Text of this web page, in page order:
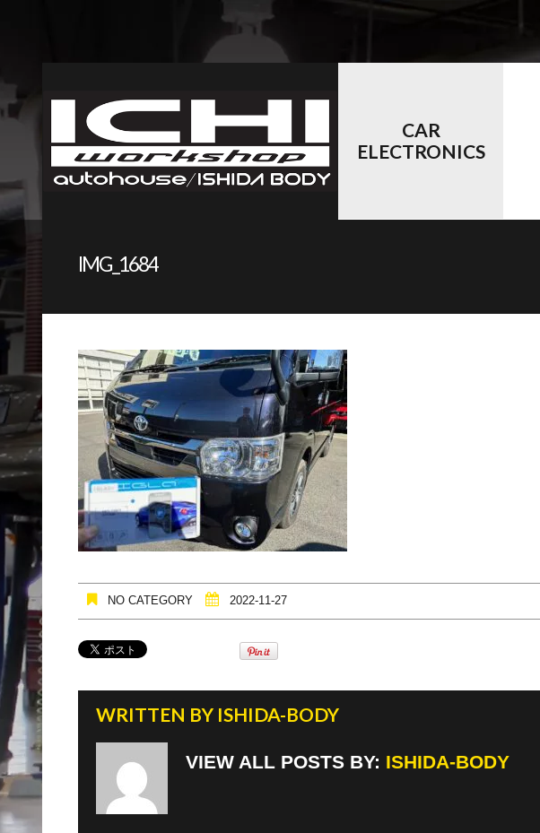
CAR
ELECTRONICS
IMG_1684
NO CATEGORY 2022-11-27
WRITTEN BY ISHIDA-BODY
VIEW ALL POSTS BY: ISHIDA-BODY